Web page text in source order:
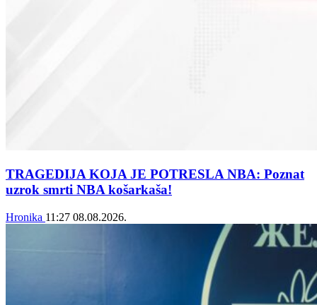
TRAGEDIJA KOJA JE POTRESLA NBA: Poznat
uzrok smrti NBA košarkaša!
Hronika 11:27 08.08.2026.